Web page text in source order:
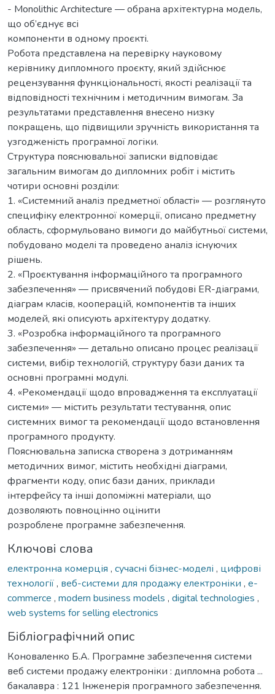
- Monolithic Architecture — обрана архітектурна модель,
що об’єднує всі
компоненти в одному проєкті.
Робота представлена на перевірку науковому
керівнику дипломного проєкту, який здійснює
рецензування функціональності, якості реалізації та
відповідності технічним і методичним вимогам. За
результатами представлення внесено низку
покращень, що підвищили зручність використання та
узгодженість програмної логіки.
Структура пояснювальної записки відповідає
загальним вимогам до дипломних робіт і містить
чотири основні розділи:
1. «Системний аналіз предметної області» — розглянуто
специфіку електронної комерції, описано предметну
область, сформульовано вимоги до майбутньої системи,
побудовано моделі та проведено аналіз існуючих
рішень.
2. «Проєктування інформаційного та програмного
забезпечення» — присвячений побудові ER-діаграми,
діаграм класів, кооперацій, компонентів та інших
моделей, які описують архітектуру додатку.
3. «Розробка інформаційного та програмного
забезпечення» — детально описано процес реалізації
системи, вибір технологій, структуру бази даних та
основні програмні модулі.
4. «Рекомендації щодо впровадження та експлуатації
системи» — містить результати тестування, опис
системних вимог та рекомендації щодо встановлення
програмного продукту.
Пояснювальна записка створена з дотриманням
методичних вимог, містить необхідні діаграми,
фрагменти коду, опис бази даних, приклади
інтерфейсу та інші допоміжні матеріали, що
дозволяють повноцінно оцінити
розроблене програмне забезпечення.
Ключові слова
електронна комерція , сучасні бізнес-моделі , цифрові
технології, веб-системи для продажу електроніки , e-
commerce , modern business models , digital technologies ,
web systems for selling electronics
Бібліографічний опис
Коноваленко Б.А. Програмне забезпечення системи
веб системи продажу електроніки : дипломна робота ...
бакалавра : 121 Інженерія програмного забезпечення.